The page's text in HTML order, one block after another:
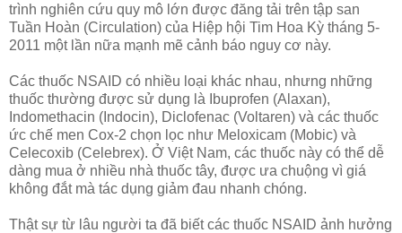
trình nghiên cứu quy mô lớn được đăng tải trên tập san
Tuần Hoàn (Circulation) của Hiệp hội Tim Hoa Kỳ tháng 5-
2011 một lần nữa mạnh mẽ cảnh báo nguy cơ này.
Các thuốc NSAID có nhiều loại khác nhau, nhưng những
thuốc thường được sử dụng là Ibuprofen (Alaxan),
Indomethacin (Indocin), Diclofenac (Voltaren) và các thuốc
ức chế men Cox-2 chọn lọc như Meloxicam (Mobic) và
Celecoxib (Celebrex). Ở Việt Nam, các thuốc này có thể dễ
dàng mua ở nhiều nhà thuốc tây, được ưa chuộng vì giá
không đắt mà tác dụng giảm đau nhanh chóng.
Thật sự từ lâu người ta đã biết các thuốc NSAID ảnh hưởng